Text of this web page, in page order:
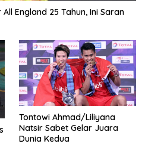
England 25 Tahun, Ini Saran
Tontowi Ahmad/Liliyana
Natsir Sabet Gelar Juara
Dunia Kedua